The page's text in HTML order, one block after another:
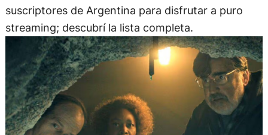
suscriptores de Argentina para disfrutar a puro
streaming; descubrí la lista completa.